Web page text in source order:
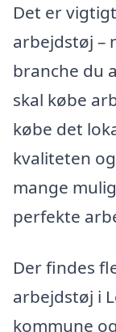
Det er
arbejdstøj –
branche du
skal købe
købe det
kvaliteten
mange
perfekte
Der findes
arbejdstøj i
kommune